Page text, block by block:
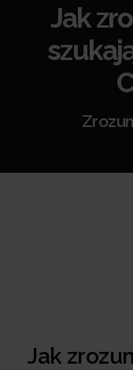
Jak
Jak